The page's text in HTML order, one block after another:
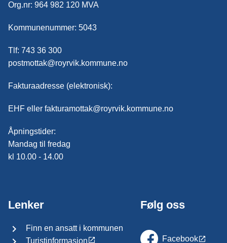
Org.nr: 964 982 120 MVA
Kommunenummer: 5043
Tlf: 743 36 300
postmottak@royrvik.kommune.no
Fakturaadresse (elektronisk):
EHF eller fakturamottak@royrvik.kommune.no
Åpningstider:
Mandag til fredag
kl 10.00 - 14.00
Lenker
Finn en ansatt i kommunen
Turistinformasjon
Følg oss
Facebook